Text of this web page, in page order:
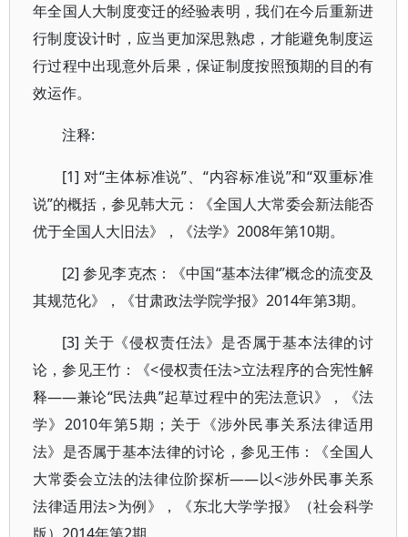
年全国人大制度变迁的经验表明，我们在今后重新进
行制度设计时，应当更加深思熟虑，才能避免制度运
行过程中出现意外后果，保证制度按照预期的目的有
效运作。
注释:
[1] 对“主体标准说”、“内容标准说”和“双重标准
说”的概括，参见韩大元：《全国人大常委会新法能否
优于全国人大旧法》，《法学》2008年第10期。
[2] 参见李克杰：《中国“基本法律”概念的流变及
其规范化》，《甘肃政法学院学报》2014年第3期。
[3] 关于《侵权责任法》是否属于基本法律的讨
论，参见王竹：《<侵权责任法>立法程序的合宪性解
释——兼论“民法典”起草过程中的宪法意识》，《法
学》2010年第5期；关于《涉外民事关系法律适用
法》是否属于基本法律的讨论，参见王伟：《全国人
大常委会立法的法律位阶探析——以<涉外民事关系
法律适用法>为例》，《东北大学学报》（社会科学